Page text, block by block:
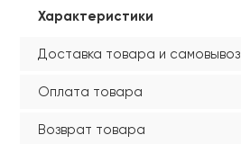
Характеристики
Доставка товара и самовывоз
Оплата товара
Возврат товара